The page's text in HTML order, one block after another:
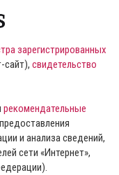
зарегистрированных
сайт), свидетельство
рекомендательные
и анализа сведений,
сети «Интернет»,